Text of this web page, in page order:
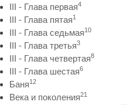
III - Глава первая4
III - Глава пятая1
III - Глава седьмая10
III - Глава третья3
III - Глава четвертая8
III - Глава шестая6
Баня12
Века и поколения21